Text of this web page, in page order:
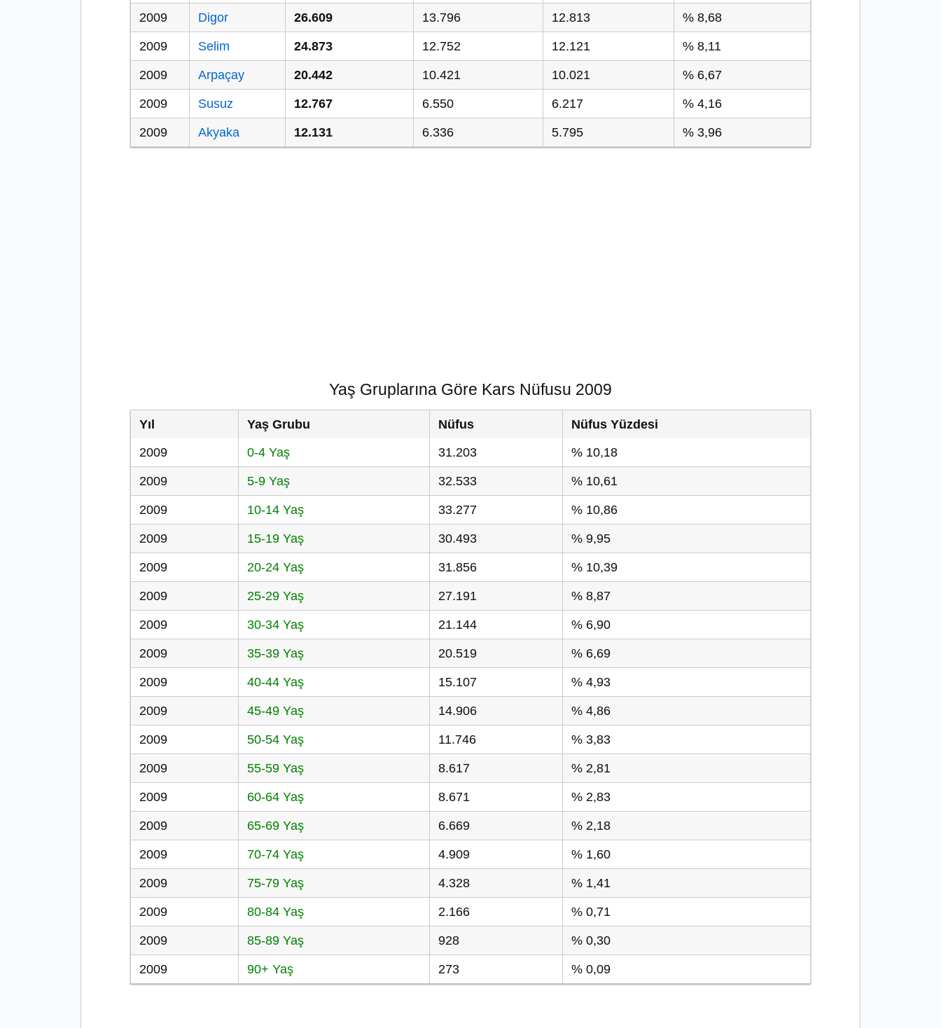
2009 Digor 26.609 13.796 12.813 % 8,68
2009 Selim 24.873 12.752 12.121 % 8,11
2009 Arpaçay 20.442 10.421 10.021 % 6,67
2009 Susuz 12.767 6.550 6.217 % 4,16
2009 Akyaka 12.131 6.336 5.795 % 3,96
Yaş Gruplarına Göre Kars Nüfusu 2009
Yıl Yaş Grubu Nüfus
Nüfus Yüzdesi
2009
0-4 Yaş 31.203 % 10,18
2009 5-9 Yaş 32.533 % 10,61
2009 10-14 Yaş 33.277 % 10,86
2009 15-19 Yaş 30.493 % 9,95
2009 20-24 Yaş 31.856 % 10,39
2009 25-29 Yaş 27.191 % 8,87
2009 30-34 Yaş 21.144 % 6,90
2009 35-39 Yaş 20.519 % 6,69
2009 40-44 Yaş 15.107 % 4,93
2009 45-49 Yaş 14.906 % 4,86
2009 50-54 Yaş 11.746 % 3,83
2009 55-59 Yaş 8.617 % 2,81
2009 60-64 Yaş 8.671 % 2,83
2009 65-69 Yaş 6.669 % 2,18
2009 70-74 Yaş 4.909 % 1,60
2009 75-79 Yaş 4.328 % 1,41
2009 80-84 Yaş 2.166 % 0,71
2009 85-89 Yaş 928 % 0,30
2009 90+ Yaş 273 % 0,09